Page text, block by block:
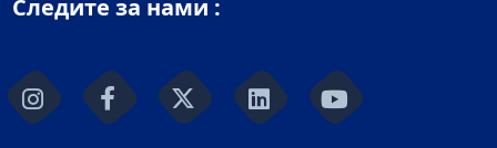
Следите за нами :